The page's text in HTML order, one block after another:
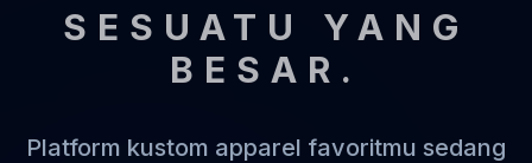
SESUATU YANG
BESAR.
Platform kustom apparel favoritmu sedang